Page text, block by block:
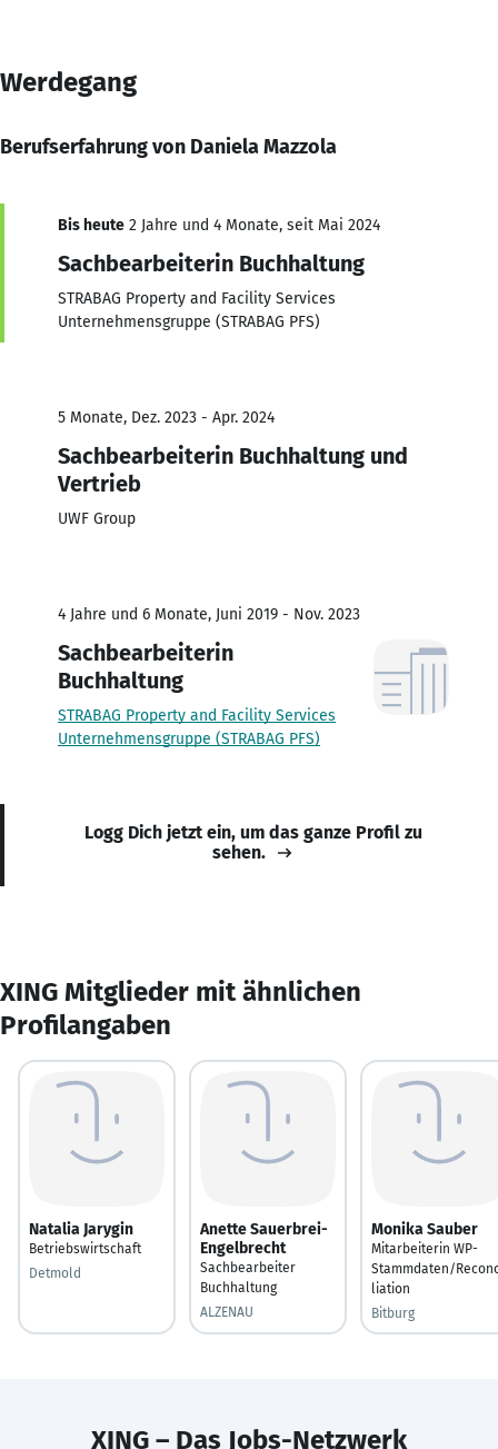
Werdegang
Berufserfahrung von Daniela Mazzola
Bis heute 2 Jahre und 4 Monate, seit Mai 2024
Sachbearbeiterin Buchhaltung
STRABAG Property and Facility Services
Unternehmensgruppe (STRABAG PFS)
5 Monate, Dez. 2023 - Apr. 2024
Sachbearbeiterin Buchhaltung und
Vertrieb
UWF Group
4 Jahre und 6 Monate, Juni 2019 - Nov. 2023
Sachbearbeiterin
Buchhaltung
STRABAG Property and Facility Services
Unternehmensgruppe (STRABAG PFS)
Logg Dich jetzt ein, um das ganze Profil zu
sehen.
XING Mitglieder mit ähnlichen
Profilangaben
Natalia Jarygin
Betriebswirtschaft
Detmold
Anette Sauerbrei-
Engelbrecht
Sachbearbeiter
Buchhaltung
ALZENAU
Monika Sauber
Mitarbeiterin WP-
Stammdaten/
liation
Bitburg
XING – Das Jobs-Netzwerk